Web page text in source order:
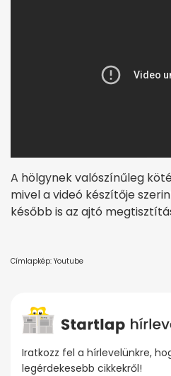
A hölgynek valószínűleg
mivel a videó készítője
később is az ajtó
Címlapkép: Youtube
Iratkozz fel a hírlevelünkre,
legérdekesebb cikkekről!